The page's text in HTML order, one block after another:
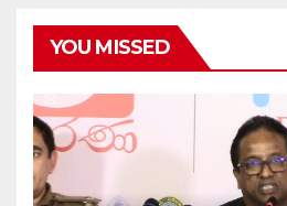
YOU MISSED